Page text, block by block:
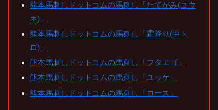
熊本馬刺しドットコムの馬刺し「たてがみ(コウ
ネ)」
熊本馬刺しドットコムの馬刺し「霜降り(中ト
ロ)」
熊本馬刺しドットコムの馬刺し「フタエゴ」
熊本馬刺しドットコムの馬刺し「ユッケ」
熊本馬刺しドットコムの馬刺し「ロース」